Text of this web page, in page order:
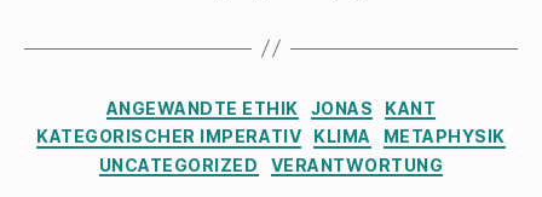
Kategorien
ANGEWANDTE ETHIK JONAS
KANT
KATEGORISCHER IMPERATIV
KLIMA
METAPHYSIK
UNCATEGORIZED
VERANTWORTUNG